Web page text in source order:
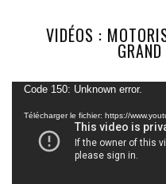
VIDÉOS :
Lecteur
vidéo
Code 150: Unknown error.
Télécharger le fichier: https://